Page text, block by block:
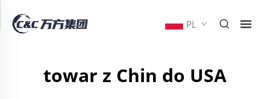
PL
towar z Chin do USA